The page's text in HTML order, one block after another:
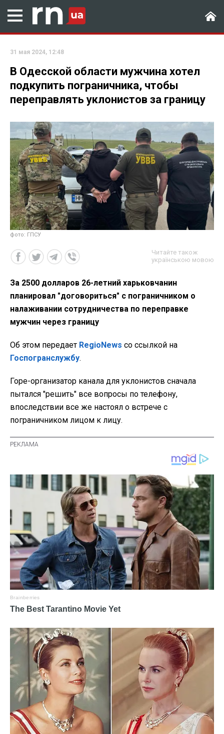
31 мая 2024, 12:48
В Одесской области мужчина хотел
подкупить пограничника, чтобы
переправлять уклонистов за границу
фото: ГПСУ
Читайте також
українською мовою
За 2500 долларов 26-летний харьковчанин
планировал "договориться" с пограничником о
налаживании сотрудничества по переправке
мужчин через границу
Об этом передает RegioNews со ссылкой на
Госпогранслужбу.
Горе-организатор канала для уклонистов сначала
пытался "решить" все вопросы по телефону,
впоследствии все же настоял о встрече с
пограничником лицом к лицу.